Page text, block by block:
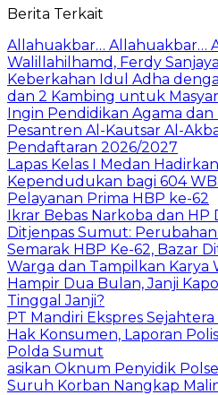
Berita Terkait
Allahuakbar… Allahuakbar…
Walillahilhamd, Ferdy
Keberkahan Idul Adha
dan 2 Kambing untuk
Ingin Pendidikan Agama
Pesantren Al-Kautsar Al-
Pendaftaran 2026/2027
Lapas Kelas I Medan
Kependudukan bagi 604
Pelayanan Prima HBP ke-62
Ikrar Bebas Narkoba dan HP
Ditjenpas Sumut: Perubahan
Semarak HBP Ke-62, Bazar
Warga dan Tampilkan Karya
Hampir Dua Bulan, Janji
Tinggal Janji?
PT Mandiri Ekspres
Hak Konsumen, Laporan
Polda Sumut
asikan Oknum Penyidik
Suruh Korban Nangkap